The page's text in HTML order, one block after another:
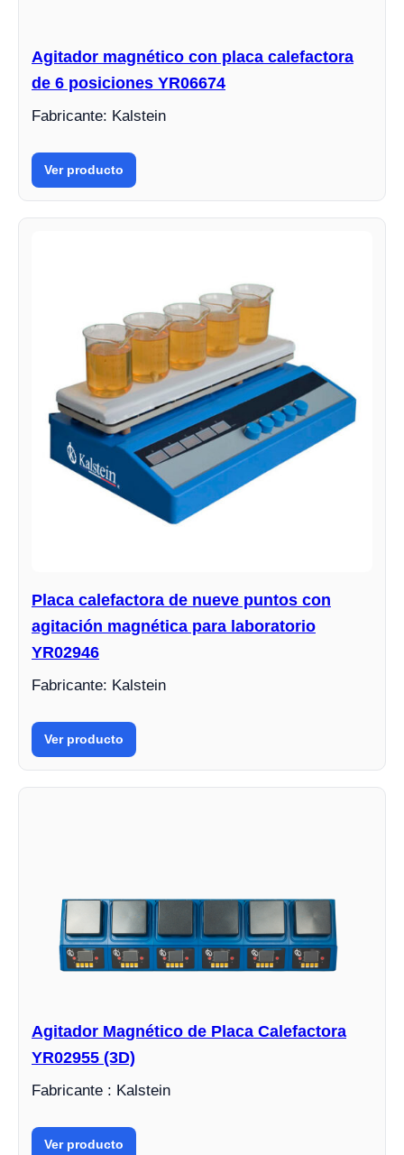
Agitador magnético con placa calefactora
de 6 posiciones YR06674
Fabricante: Kalstein
Ver producto
Placa calefactora de nueve puntos con
agitación magnética para laboratorio
YR02946
Fabricante: Kalstein
Ver producto
Agitador Magnético de Placa Calefactora
YR02955 (3D)
Fabricante : Kalstein
Ver producto